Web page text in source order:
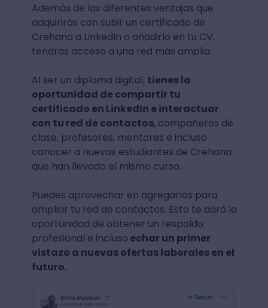
Además de las diferentes ventajas que
adquirirás con subir un certificado de
Crehana a LinkedIn o añadirlo en tu CV,
tendrás acceso a una red más amplia.
Al ser un diploma digital, tienes la
oportunidad de compartir tu
certificado en LinkedIn e interactuar
con tu red de contactos, compañeros de
clase, profesores, mentores e incluso
conocer a nuevos estudiantes de Crehana
que han llevado el mismo curso.
Puedes aprovechar en agregarlos para
ampliar tu red de contactos. Esto te dará la
oportunidad de obtener un respaldo
profesional e incluso echar un primer
vistazo a nuevas ofertas laborales en el
futuro.